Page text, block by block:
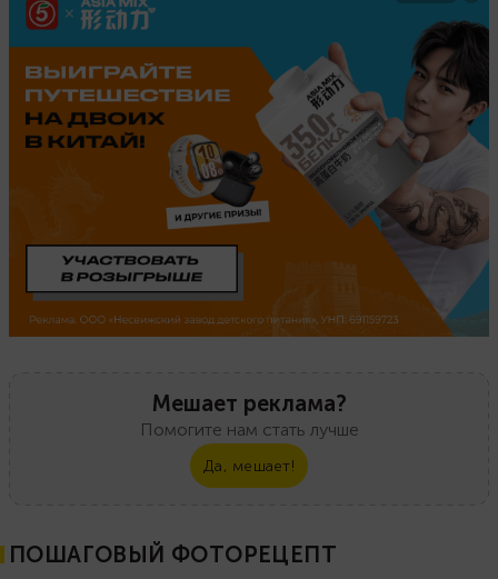
Мешает реклама?
Помогите нам стать лучше
Да, мешает!
ПОШАГОВЫЙ ФОТОРЕЦЕПТ